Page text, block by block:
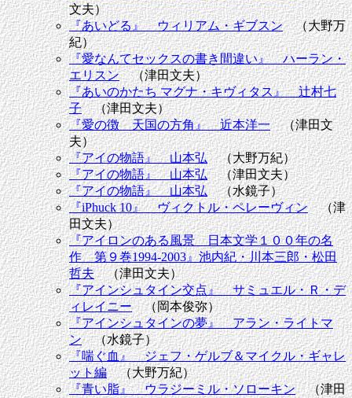
文夫）
『あいどる』 ウィリアム・ギブスン（大野万
紀）
『愛なんてセックスの書き間違い』 ハーラン・
エリスン（津田文夫）
『あいのかたち マグナ・キヴィタス』 辻村七
子（津田文夫）
『愛の徴 天国の方角』 近本洋一（津田文
夫）
『アイの物語』 山本弘（大野万紀）
『アイの物語』 山本弘（津田文夫）
『アイの物語』 山本弘（水鏡子）
『iPhuck 10』 ヴィクトル・ペレーヴィン（津
田文夫）
『アイロンのある風景 日本文学１００年の名
作 第９巻1994-2003』池内紀・川本三郎・松田
哲夫（津田文夫）
『アインシュタイン交点』 サミュエル・Ｒ・デ
ィレイニー（岡本俊弥）
『アインシュタインの夢』 アラン・ライトマ
ン（水鏡子）
『喘ぐ血』 ジェフ・ゲルブ＆マイクル・ギャレ
ット編（大野万紀）
『青い脂』 ウラジーミル・ソローキン（津田